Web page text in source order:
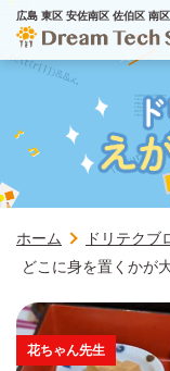
広島 東区 安佐南区 佐伯区 南
ホーム
ドリテクブ
どこに身を置くかが
花ちゃん先生